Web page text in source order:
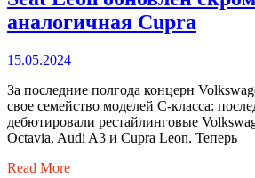
аналогичная Cupra
15.05.2024
За последние полгода концерн
свое семейство моделей C-класса:
дебютировали рестайлинговые
Octavia, Audi A3 и Cupra Leon. Теперь
Read More